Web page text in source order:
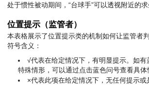
处于惯性被动期间，“台球手”可以透视附近的
位置提示（监管者）
本表格展示了位置提示类的机制如何让监管者
符号含义：
√代表在给定情况下，有明显提示。如
特殊情形，可以通过点击蓝色问号查看具体
×代表此项在给定情况下，无任何提示或